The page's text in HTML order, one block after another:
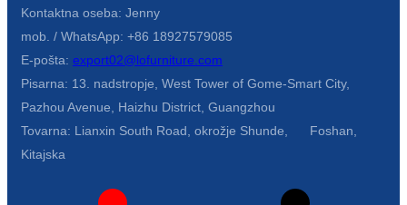
Kontaktna oseba: Jenny
mob. / WhatsApp: +86 18927579085
E-pošta: export02@lofurniture.com
Pisarna: 13. nadstropje, West Tower of Gome-Smart City,
Pazhou Avenue, Haizhu District, Guangzhou
Tovarna: Lianxin South Road, okrožje Shunde, Foshan,
Kitajska